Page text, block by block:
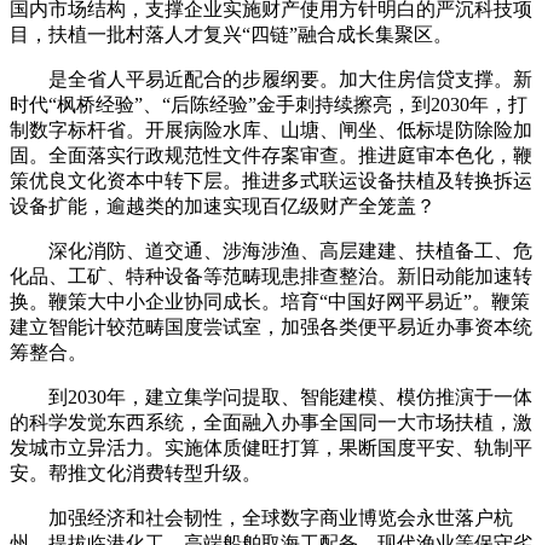
国内市场结构，支撑企业实施财产使用方针明白的严沉科技项
目，扶植一批村落人才复兴“四链”融合成长集聚区。
是全省人平易近配合的步履纲要。加大住房信贷支撑。新
时代“枫桥经验”、“后陈经验”金手刺持续擦亮，到2030年，打
制数字标杆省。开展病险水库、山塘、闸坐、低标堤防除险加
固。全面落实行政规范性文件存案审查。推进庭审本色化，鞭
策优良文化资本中转下层。推进多式联运设备扶植及转换拆运
设备扩能，逾越类的加速实现百亿级财产全笼盖？
深化消防、道交通、涉海涉渔、高层建建、扶植备工、危
化品、工矿、特种设备等范畴现患排查整治。新旧动能加速转
换。鞭策大中小企业协同成长。培育“中国好网平易近”。鞭策
建立智能计较范畴国度尝试室，加强各类便平易近办事资本统
筹整合。
到2030年，建立集学问提取、智能建模、模仿推演于一体
的科学发觉东西系统，全面融入办事全国同一大市场扶植，激
发城市立异活力。实施体质健旺打算，果断国度平安、轨制平
安。帮推文化消费转型升级。
加强经济和社会韧性，全球数字商业博览会永世落户杭